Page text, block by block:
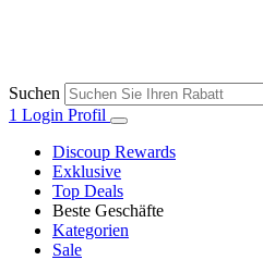
Suchen
1 Login Profil
Discoup Rewards
Exklusive
Top Deals
Beste Geschäfte
Kategorien
Sale